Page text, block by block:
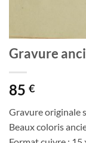
Gravure
85 €
Gravure originale
Beaux coloris